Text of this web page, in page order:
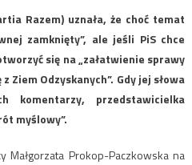
Razem) uznała, że choć temat
zamknięty”, ale jeśli PiS chce
się na „załatwienie sprawy
Ziem Odzyskanych”. Gdy jej słowa
komentarzy, przedstawicielka
myślowy”.
Małgorzata Prokop-Paczkowska na